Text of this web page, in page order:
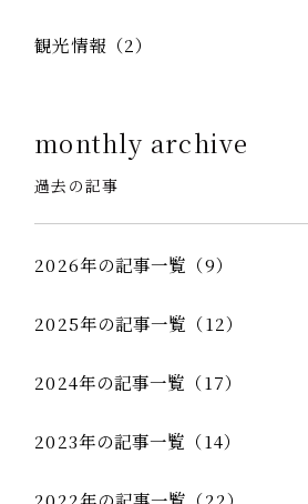
観光情報（2）
monthly archive
過去の記事
2026年の記事一覧（9）
2025年の記事一覧（12）
2024年の記事一覧（17）
2023年の記事一覧（14）